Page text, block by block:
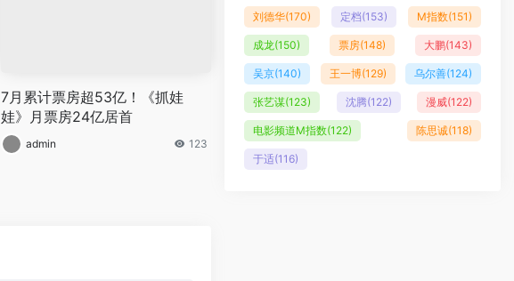
7月累计票房超53亿！《抓娃
娃》月票房24亿居首
admin 123
刘德华(170) 定档(153) M指数(151)
成龙(150) 票房(148) 大鹏(143)
吴京(140) 王一博(129) 乌尔善(124)
张艺谋(123) 沈腾(122) 漫威(122)
电影频道M指数(122) 陈思诚(118)
于适(116)